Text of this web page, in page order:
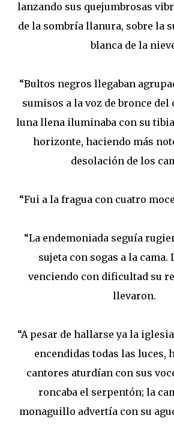
lanzando sus quejumbrosas
de la sombría llanura, sobre la
blanca de la
“Bultos negros llegaban
sumisos a la voz de bronce del
luna llena iluminaba con su
horizonte, haciendo más
desolación de los
“Fui a la fragua con cuatro
“La endemoniada seguía
sujeta con sogas a la cama.
venciendo con dificultad su
llevaron.
“A pesar de hallarse ya la
encendidas todas las luces,
cantores aturdían con sus
roncaba el serpentón; la
monaguillo advertía con su